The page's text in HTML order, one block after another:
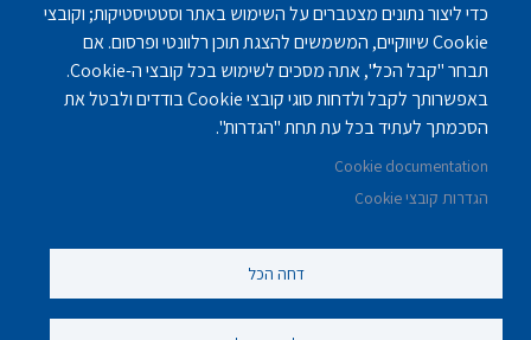
פנחס לבון 18 ,לב יסמין, קומה-2, נתניה
077-5420695
כדי ליצור נתונים מצטברים על השימוש באתר וסטטיסטיקות; וקובצי
Cookie שיווקיים, המשמשים להצגת תוכן רלוונטי ופרסום. אם
תבחר "קבל הכל", אתה מסכים לשימוש בכל קובצי ה-Cookie.
באפשרותך לקבל ולדחות סוגי קובצי Cookie בודדים ולבטל את
הסכמתך לעתיד בכל עת תחת "הגדרות".
Cookie documentation
הגדרות קובצי Cookie
דחה הכל
נוקה ווב סטודיו2010 - 2025.
כול הזכויות שמורות לסטודיו נוקה